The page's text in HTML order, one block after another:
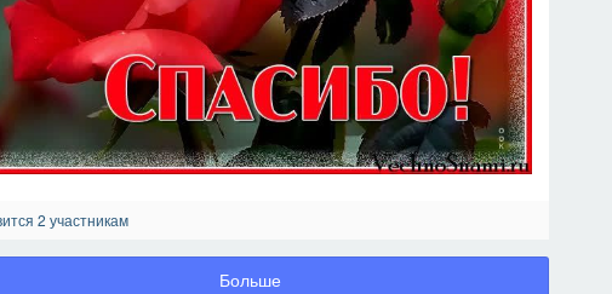
2 участникам
Больше